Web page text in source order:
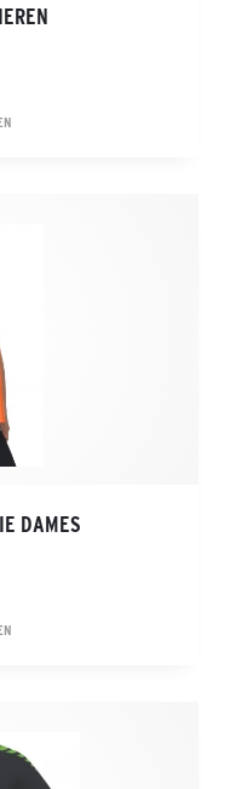
DAMES